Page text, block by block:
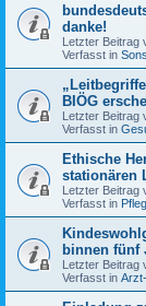
danke!
Letzter Beitrag
Verfasst in
BIÖG
Letzter Beitrag
Verfasst in
Ethische
stationären
Letzter Beitrag
Verfasst in
binnen fünf
Letzter Beitrag
Verfasst in